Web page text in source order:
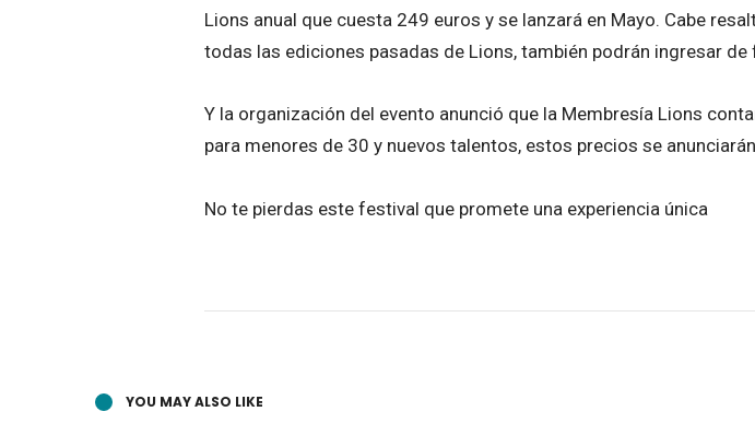
Lions anual que cuesta 249 euros y se lanzará en Mayo. Cabe
todas las ediciones pasadas de Lions, también podrán ingresar
Y la organización del evento anunció que la Membresía Lions
para menores de 30 y nuevos talentos, estos precios se
No te pierdas este festival que promete una experiencia única
YOU MAY ALSO LIKE